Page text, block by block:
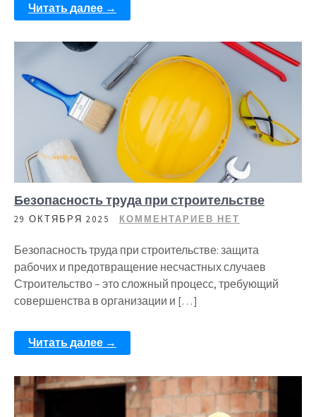
Читать далее →
Безопасность труда при строительстве
29 ОКТЯБРЯ 2025 КОММЕНТАРИЕВ НЕТ
Безопасность труда при строительстве: защита
рабочих и предотвращение несчастных случаев
Строительство – это сложный процесс, требующий
совершенства в организации и […]
Читать далее →